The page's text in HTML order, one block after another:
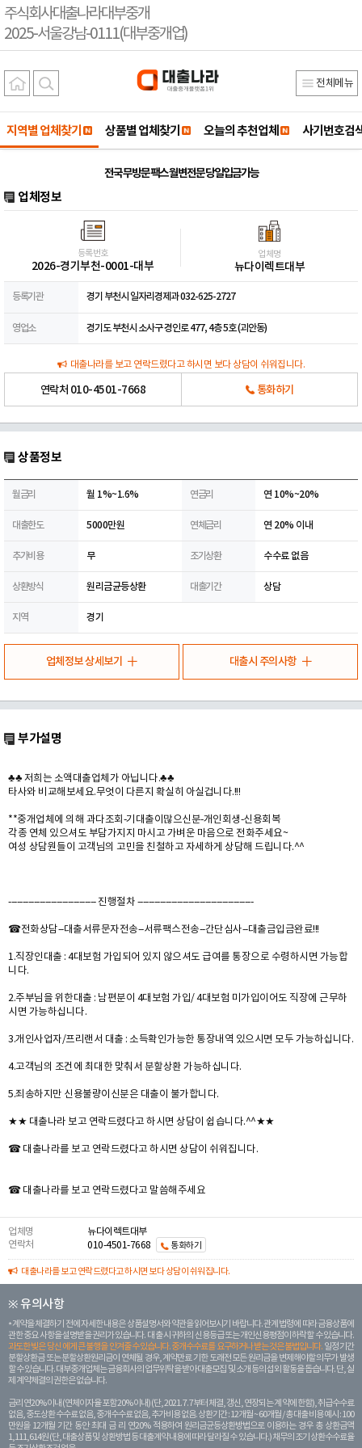
주식회사대출나라대부중개
2025-서울강남-0111(대부중개업)
전체메뉴
지역별 업체찾기 상품별 업체찾기 오늘의 추천업체 사기번호검
전국 무방문 팩스 월변전문 당일입금가능
업체정보
등록번호
2026-경기부천-0001-대부
업체명
뉴다이렉트대부
등록기관 경기 부천시 일자리경제과 032-625-2727
영업소 경기도 부천시 소사구 경인로 477, 4층 5호 (괴안동)
대출나라를 보고 연락드렸다고 하시면 보다 상담이 쉬워집니다.
연락처 010-4501-7668 통화하기
상품정보
월금리 월 1%~1.6% 연금리 연 10%~20%
대출한도 5000만원 연체금리 연 20% 이내
추가비용 무 조기상환 수수료 없음
상환방식 원리금균등상환 대출기간 상담
지역 경기
업체정보 상세보기 대출시 주의사항
부가설명
♣♣ 저희는 소액대출업체가 아닙니다.♣♣
타사와 비교해보세요.무엇이 다른지 확실히 아실겁니다.!!!
**중개업체에 의해 과다조회-기대출이많으신분-개인회생-신용회복
각종 연체 있으셔도 부담가지지 마시고 가벼운 마음으로 전화주세요~
여성 상담원들이 고객님의 고민을 친철하고 자세하게 상담해 드립니다.^^
------------------------------- 진행절차 -----------------------------------------
☎전화상담--대출서류문자전송--서류팩스전송--간단심사--대출금입금완료!!!
1.직장인대출 : 4대보험 가입되어 있지 않으셔도 급여를 통장으로 수령하시면 가능합
니다.
2.주부님을 위한대출 : 남편분이 4대보험 가입/ 4대보험 미가입이어도 직장에 근무하
시면 가능하십니다.
3.개인사업자/프리랜서 대출 : 소득확인가능한 통장내역 있으시면 모두 가능하십니다.
4.고객님의 조건에 최대한 맞춰서 분할상환 가능하십니다.
5.죄송하지만 신용불량이신분은 대출이 불가합니다.
★★ 대출나라 보고 연락드렸다고 하시면 상담이 쉽습니다.^^★★
☎ 대출나라를 보고 연락드렸다고 하시면 상담이 쉬워집니다.
☎ 대출나라를 보고 연락드렸다고 말씀해주세요
업체명
뉴다이렉트대부
연락처
010-4501-7668 통화하기
대출나라를 보고 연락드렸다고 하시면 보다 상담이 쉬워집니다.
※ 유의사항
계약을 체결하기 전에 자세한 내용은 상품설명서와 약관을 읽어보시기 바랍니다. 관계 법령에 따라 금융상품에
관한 중요 사항을 설명받을 권리가 있습니다. 대 출 시 귀하의 신용등급 또는 개인신용평점이 하락할 수 있습니다.
과도한 빚은 당신 에게 큰 불행을 안겨줄 수 있습니다. 중개수수료를 요구하거나 받는 것은 불법입니다. 일정 기간
분할상환금 또는 분할상환원리금이 연체될 경우, 계약만료 기한 도래전 모든 원리금을 변제해야할 의무가 발생
할 수 있습니다. 대부중개업체는 금융회사의 업무위탁을 받아 대출모집 및 소개 등의 섭외 활동을 돕습니다. 단, 실
제 계약체결의 권한은 없습니다.
금리 연20% 이내 (연체이자율 포함 20% 이내) (단, 2021. 7. 7부터 체결, 갱신, 연장되는 계 약에 한함), 취급수수료
없음, 중도상환 수수료 없음, 중개수수료 없음, 추가비용 없음. 상환기간 : 12개월 ~ 60개월 / 총 대출 비용 예시 : 100
만원을 12개월 기간 동안 최대 금 리 연20% 적용하여 원리금균등상환방법으로 이용하는 경우 총 상환금액
1,111,614원 (단, 대출상품 및 상환방법 등 대출계약 내용에 따라 달라질 수 있습니다.) 채무의 조기 상환수수료율